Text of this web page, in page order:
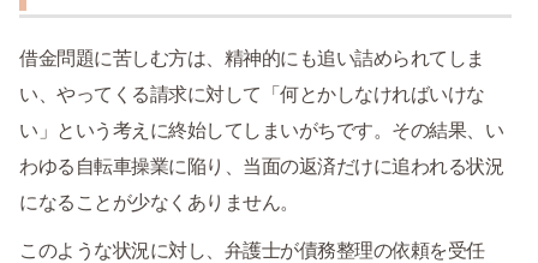
借金問題に苦しむ方は、精神的にも追い詰められてしま
い、やってくる請求に対して「何とかしなければいけな
い」という考えに終始してしまいがちです。その結果、い
わゆる自転車操業に陥り、当面の返済だけに追われる状況
になることが少なくありません。
このような状況に対し、弁護士が債務整理の依頼を受任